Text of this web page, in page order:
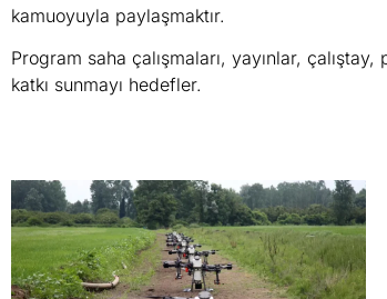
kamuoyuyla paylaşmaktır.
Program saha çalışmaları, yayınlar,
katkı sunmayı hedefler.